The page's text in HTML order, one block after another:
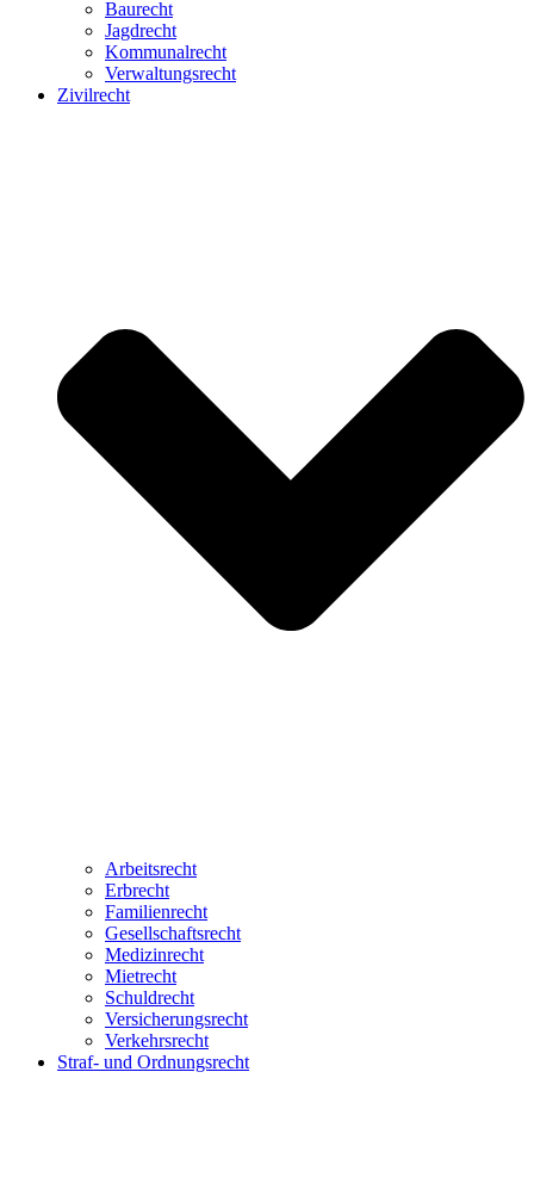
Baurecht
Jagdrecht
Kommunalrecht
Verwaltungsrecht
Zivilrecht
Arbeitsrecht
Erbrecht
Familienrecht
Gesellschaftsrecht
Medizinrecht
Mietrecht
Schuldrecht
Versicherungsrecht
Verkehrsrecht
Straf- und Ordnungsrecht